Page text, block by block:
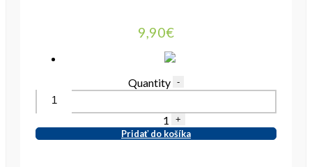
9,90€
Quantity -
1 +
Pridať do košíka